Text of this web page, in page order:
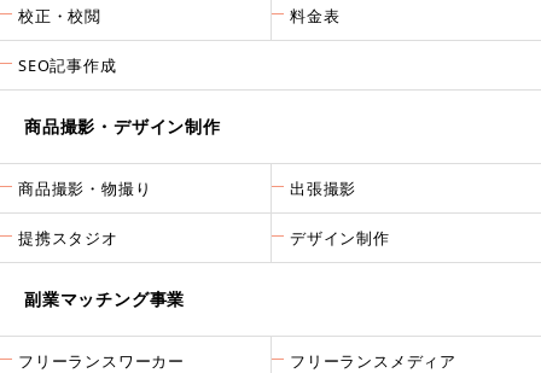
校正・校閲 料金表
SEO記事作成
商品撮影・デザイン制作
商品撮影・物撮り 出張撮影
提携スタジオ デザイン制作
副業マッチング事業
フリーランスワーカー フリーランスメディア